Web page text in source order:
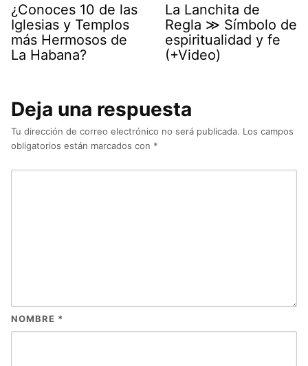
¿Conoces 10 de las
Iglesias y Templos
más Hermosos de
La Habana?
La Lanchita de
Regla ≫ Símbolo de
espiritualidad y fe
(+Video)
Deja una respuesta
Tu dirección de correo electrónico no será publicada. Los campos
obligatorios están marcados con *
NOMBRE *